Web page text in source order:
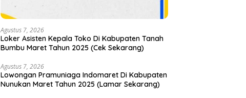
Agustus 7, 2026
Loker Asisten Kepala Toko Di Kabupaten Tanah
Bumbu Maret Tahun 2025 (Cek Sekarang)
Agustus 7, 2026
Lowongan Pramuniaga Indomaret Di Kabupaten
Nunukan Maret Tahun 2025 (Lamar Sekarang)